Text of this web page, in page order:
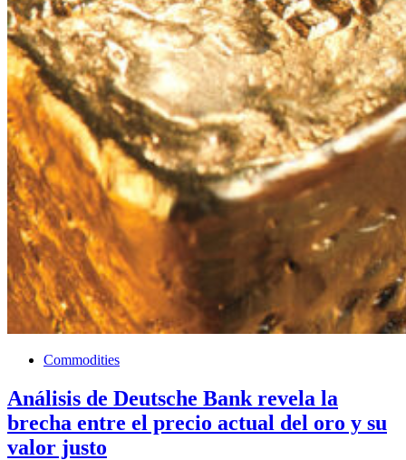
Commodities
Análisis de Deutsche Bank revela la
brecha entre el precio actual del oro y su
valor justo